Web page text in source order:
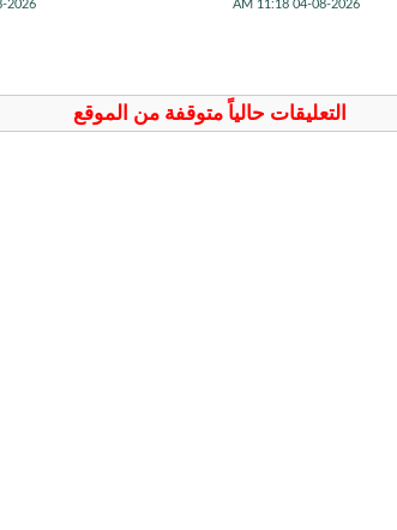
04-08-2026 11:18 AM
09:17 AM
التعليقات حالياً متوقفة من الموقع